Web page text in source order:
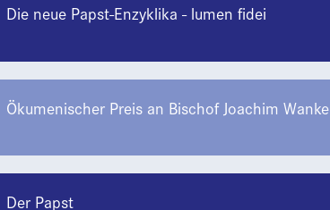
Die neue Papst-Enzyklika - lumen fidei
Ökumenischer Preis an Bischof Joachim Wanke
Der Papst